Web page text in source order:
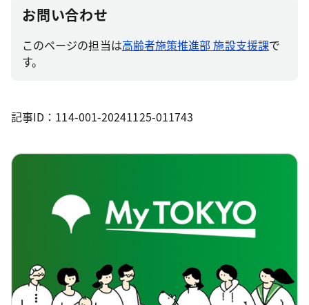
お問い合わせ
このページの担当は高齢者施策推進部 施設支援課で
す。
記事ID：114-001-20241125-011743